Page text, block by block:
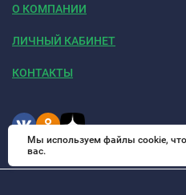
О КОМПАНИИ
ЛИЧНЫЙ КАБИНЕТ
КОНТАКТЫ
Мы используем файлы cookie,
вас.